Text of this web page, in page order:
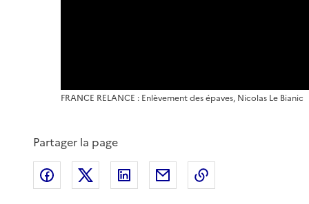
FRANCE RELANCE : Enlèvement des épaves, Nicolas Le Bianic
Partager la page
Partager sur Facebook
Partager sur XPartager sur LinkedIn
Partager par email